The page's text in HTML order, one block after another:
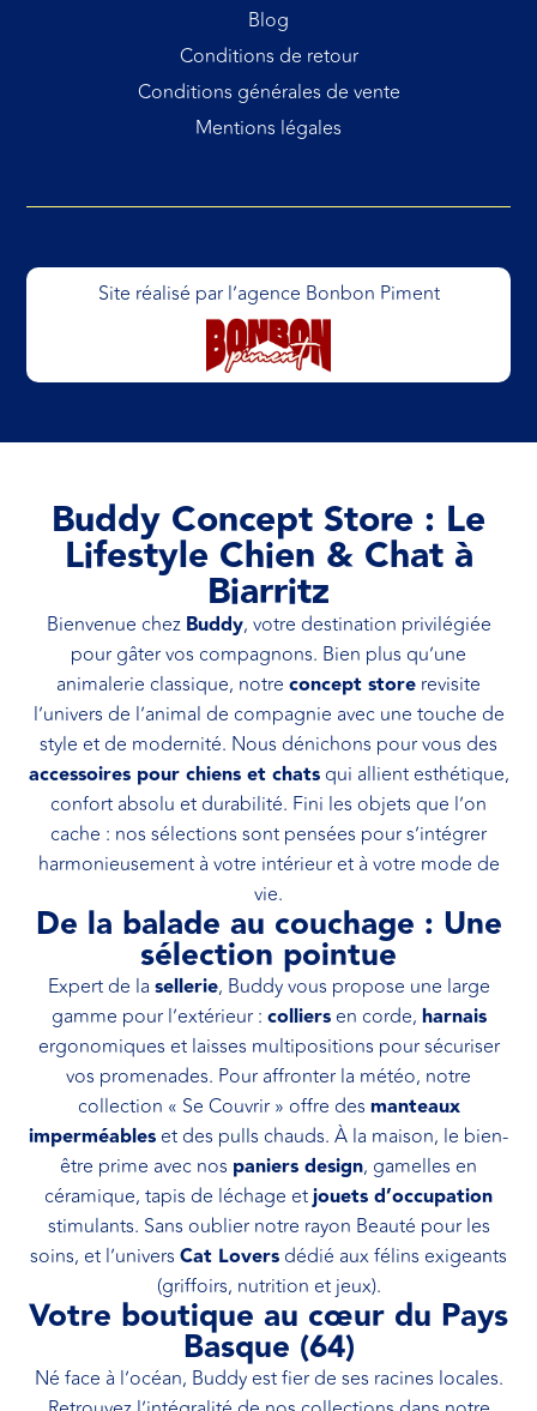
Blog
Conditions de retour
Conditions générales de vente
Mentions légales
Site réalisé par l’agence Bonbon Piment
Buddy Concept Store : Le
Lifestyle Chien & Chat à
Biarritz
Bienvenue chez Buddy, votre destination privilégiée
pour gâter vos compagnons. Bien plus qu’une
animalerie classique, notre concept store revisite
l’univers de l’animal de compagnie avec une touche de
style et de modernité. Nous dénichons pour vous des
accessoires pour chiens et chatsqui allient esthétique,
confort absolu et durabilité. Fini les objets que l’on
cache : nos sélections sont pensées pour s’intégrer
harmonieusement à votre intérieur et à votre mode de
vie.
De la balade au couchage : Une
sélection pointue
Expert de lasellerie, Buddy vous propose une large
gamme pour l’extérieur : colliersen corde, harnais
ergonomiques et laisses multipositions pour sécuriser
vos promenades. Pour affronter la météo, notre
collection « Se Couvrir » offre des manteaux
imperméables et des pulls chauds. À la maison, le bien-
être prime avec nos paniers design, gamelles en
céramique, tapis de léchage etjouets d’occupation
stimulants. Sans oublier notre rayon Beauté pour les
soins, et l’univers Cat Lovers dédié aux félins exigeants
(griffoirs, nutrition et jeux).
Votre boutique au cœur du Pays
Basque (64)
Né face à l’océan, Buddy est fier de ses racines locales.